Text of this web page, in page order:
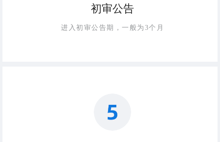
进入初审公告期，一般为3个月
初审公告